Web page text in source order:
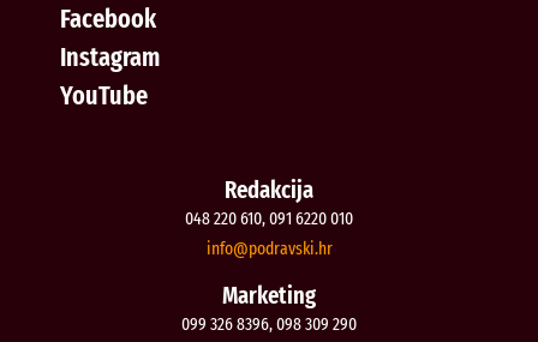
Facebook
Instagram
YouTube
Redakcija
048 220 610, 091 6220 010
rh.iksvardop
@ofni
Marketing
099 326 8396, 098 309 290